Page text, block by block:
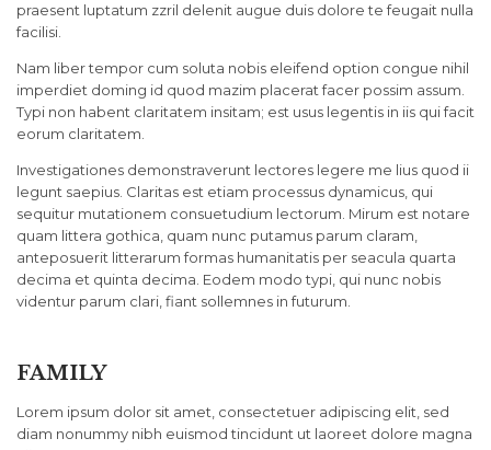
praesent luptatum zzril delenit augue duis dolore te feugait nulla
facilisi.
Nam liber tempor cum soluta nobis eleifend option congue nihil
imperdiet doming id quod mazim placerat facer possim assum.
Typi non habent claritatem insitam; est usus legentis in iis qui facit
eorum claritatem.
Investigationes demonstraverunt lectores legere me lius quod ii
legunt saepius. Claritas est etiam processus dynamicus, qui
sequitur mutationem consuetudium lectorum. Mirum est notare
quam littera gothica, quam nunc putamus parum claram,
anteposuerit litterarum formas humanitatis per seacula quarta
decima et quinta decima. Eodem modo typi, qui nunc nobis
videntur parum clari, fiant sollemnes in futurum.
FAMILY
Lorem ipsum dolor sit amet, consectetuer adipiscing elit, sed
diam nonummy nibh euismod tincidunt ut laoreet dolore magna